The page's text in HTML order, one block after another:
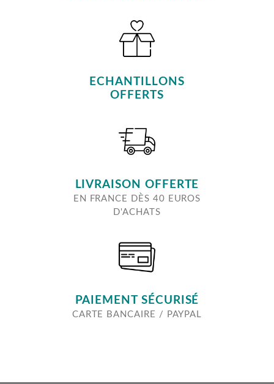
ECHANTILLONS
OFFERTS
LIVRAISON OFFERTE
EN FRANCE DÈS 40 EUROS
D'ACHATS
PAIEMENT SÉCURISÉ
CARTE BANCAIRE / PAYPAL